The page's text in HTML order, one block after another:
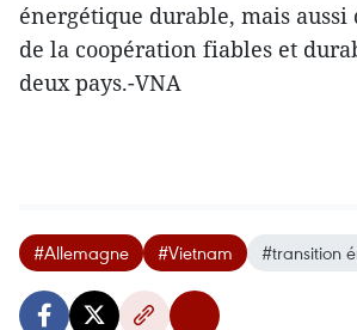
énergétique durable, mais aussi
de la coopération fiables et
deux pays.-VNA
#Allemagne #Vietnam #transition